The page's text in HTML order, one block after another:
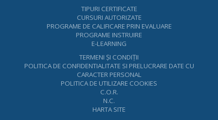
TIPURI CERTIFICATE
CURSURI AUTORIZATE
PROGRAME DE CALIFICARE PRIN EVALUARE
PROGRAME INSTRUIRE
E-LEARNING
TERMENI ŞI CONDIŢII
POLITICA DE CONFIDENTIALITATE SI PRELUCRARE DATE CU
CARACTER PERSONAL
POLITICA DE UTILIZARE COOKIES
C.O.R.
N.C.
HARTA SITE